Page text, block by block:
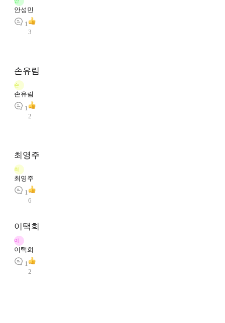
안성민
1
3
손유림
손
손유림
1
2
최영주
최
최영주
1
6
이택희
이
이택희
1
2